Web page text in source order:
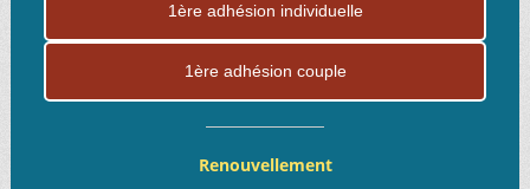
1ère adhésion individuelle
1ère adhésion couple
Renouvellement